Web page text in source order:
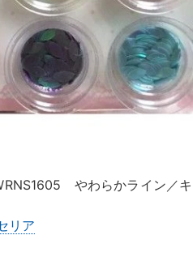
やわらかライン／キ
リア